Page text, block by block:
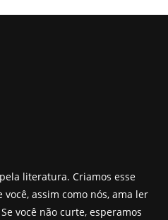
literatura. Criamos esse
assim como nós, ama ler
você não curte, esperamos